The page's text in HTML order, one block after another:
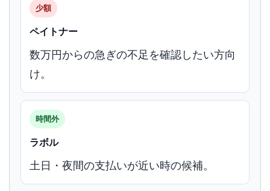
少額
ペイトナー
数万円からの急ぎの不足を確認したい方向
け。
時間外
ラボル
土日・夜間の支払いが近い時の候補。